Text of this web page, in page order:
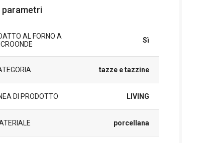
AL FORNO A
Sì
tazze e tazzine
DI PRODOTTO LIVING
porcellana